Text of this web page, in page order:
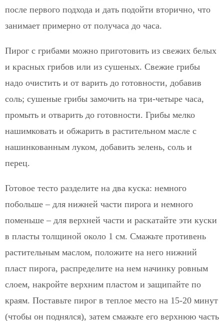
после первого подхода и дать подойти вторично, что
занимает примерно от получаса до часа.
Пирог с грибами можно приготовить из свежих белых
и красных грибов или из сушеных. Свежие грибы
надо очистить и от варить до готовности, добавив
соль; сушеные грибы замочить на три-четыре часа,
промыть и отварить до готовности. Грибы мелко
нашимковать и обжарить в растительном масле с
нашинкованным луком, добавить зелень, соль и
перец.
Готовое тесто разделите на два куска: немного
побольше – для нижней части пирога и немного
поменьше – для верхней части и раскатайте эти куски
в пласты толщиной около 1 см. Смажьте противень
растительным маслом, положите на него нижний
пласт пирога, распределите на нем начинку ровным
слоем, накройте верхним пластом и защипайте по
краям. Поставьте пирог в теплое место на 15-20 минут
(чтобы он поднялся), затем смажьте его верхнюю часть